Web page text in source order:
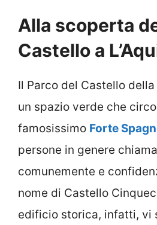
Alla scoperta
Castello a
Il Parco del Castello della
un spazio verde che
famosissimo Forte
persone in genere
comunemente e
nome di Castello
edificio storica, infatti, vi